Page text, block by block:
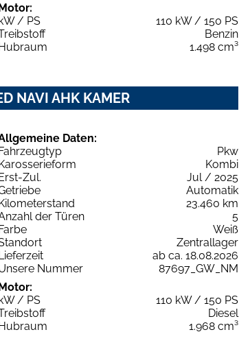
/ PS
110 kW / 150 PS
Benzin
1.498 cm³
NAVI AHK KAMER
Daten:
Pkw
Kombi
Zul.
Jul / 2025
Automatik
23.460 km
der Türen
5
Weiß
Zentrallager
ab ca. 18.08.2026
Nummer
87697_GW_NM
/ PS
110 kW / 150 PS
Diesel
1.968 cm³